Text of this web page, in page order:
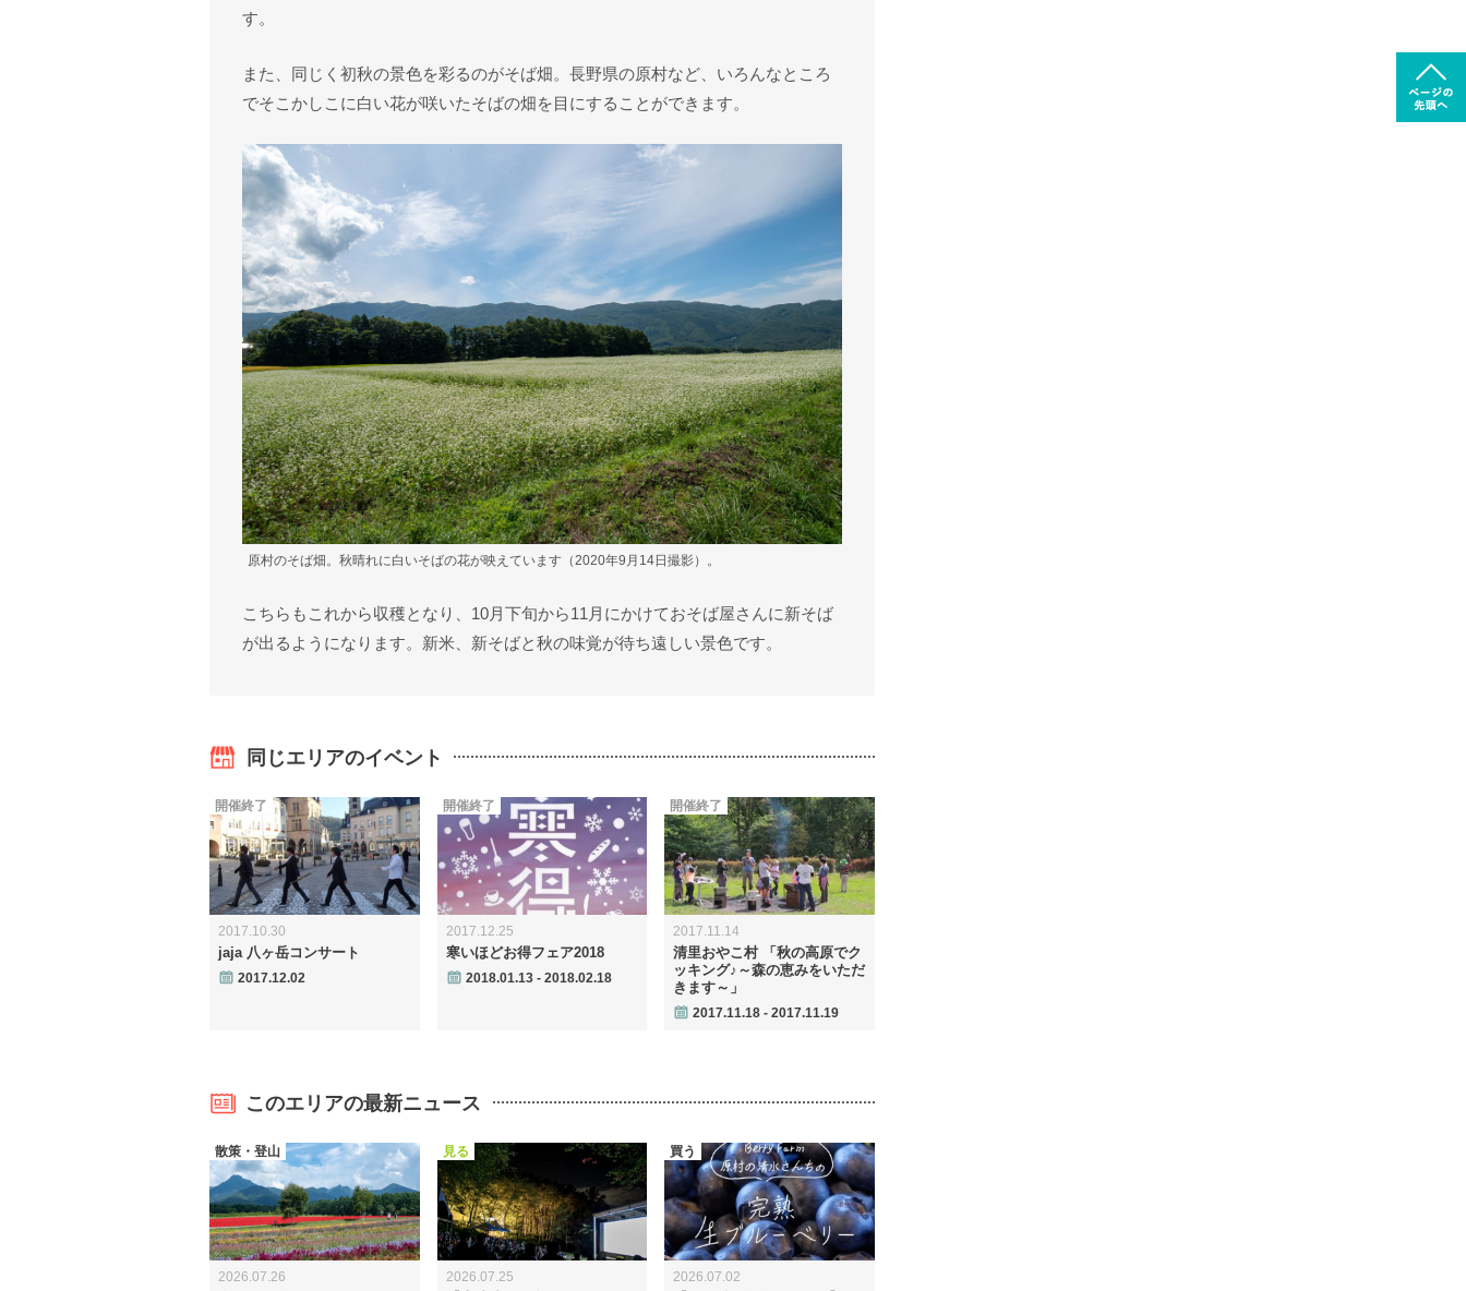
す。
また、同じく初秋の景色を彩るのがそば畑。長野県の原村など、いろんなところ
でそこかしこに白い花が咲いたそばの畑を目にすることができます。
原村のそば畑。秋晴れに白いそばの花が映えています（2020年9月14日撮影）。
こちらもこれから収穫となり、10月下旬から11月にかけておそば屋さんに新そば
が出るようになります。新米、新そばと秋の味覚が待ち遠しい景色です。
同じエリアのイベント
2017.10.30
jaja 八ヶ岳コンサート
2017.12.02
開催終了
2017.12.25
寒いほどお得フェア2018
2018.01.13 - 2018.02.18
開催終了
2017.11.14
清里おやこ村 「秋の高原でク
ッキング♪～森の恵みをいただ
きます～」
2017.11.18 - 2017.11.19
開催終了
このエリアの最新ニュース
2026.07.26
散策・登山
2026.07.25
見る
2026.07.02
買う